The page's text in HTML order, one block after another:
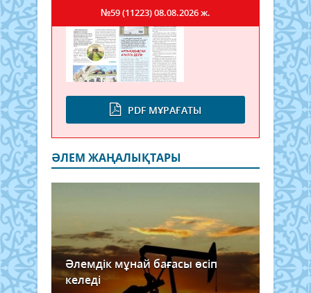
PDF МҰРАҒАТЫ
№59 (11223)08.08.2026 ж.
ӘЛЕМ ЖАҢАЛЫҚТАРЫ
Әлемдік мұнай бағасы өсіп
келеді